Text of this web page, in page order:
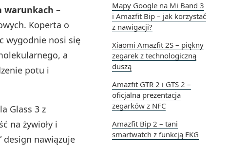
Mapy Google na Mi Band 3
i Amazfit Bip – jak korzystać
z nawigacji?
Xiaomi Amazfit 2S – piękny
zegarek z technologiczną
duszą
Amazfit GTR 2 i GTS 2 –
oficjalna prezentacja
zegarków z NFC
Amazfit Bip 2 – tani
smartwatch z funkcją EKG
warunkach –
Koperta o
wygodnie nosi się
a
potu i
Glass 3 z
na żywioły i
design nawiązuje